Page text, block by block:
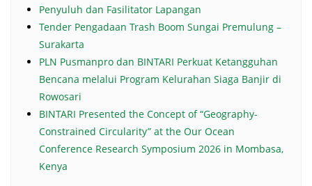
Penyuluh dan Fasilitator Lapangan
Tender Pengadaan Trash Boom Sungai Premulung –
Surakarta
PLN Pusmanpro dan BINTARI Perkuat Ketangguhan
Bencana melalui Program Kelurahan Siaga Banjir di
Rowosari
BINTARI Presented the Concept of “Geography-
Constrained Circularity” at the Our Ocean
Conference Research Symposium 2026 in Mombasa,
Kenya